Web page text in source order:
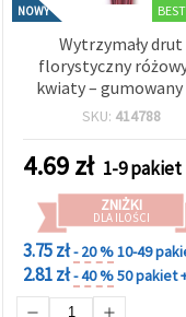
NOWY
Wytrzymały drut
florystyczny
kwiaty – gumowany
mm × ok. 40 cm –
formowania – 20
SKU: 414788
4.69zł 1-9 pakiet
ZNIŻKI
DLA ILOŚCI
3.75 zł- 20 %10-49
2.81 zł- 40 %50 pakiet